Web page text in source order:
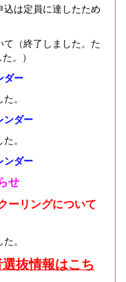
は定員に達したため
（終了しました。た
。
）
ダー
。
ンダー
。
ンダー
せ
ーリングについて
。
抜情報はこち